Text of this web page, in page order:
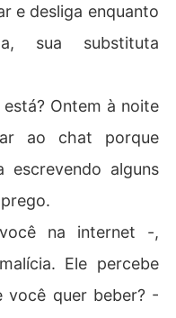
e desliga enquanto
sua substituta
Ontem à noite
ao chat porque
escrevendo alguns
na internet -,
Ele percebe
você quer beber? -